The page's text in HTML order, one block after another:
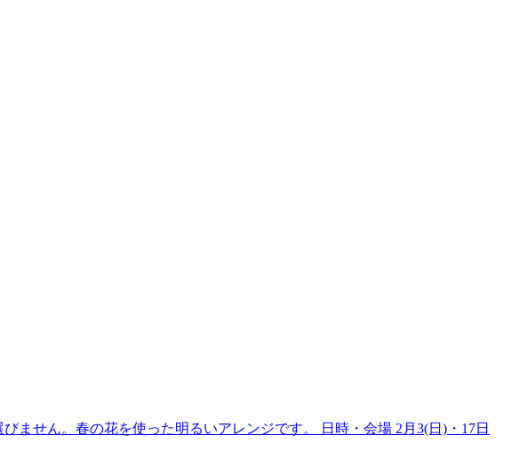
ません。春の花を使った明るいアレンジです。 日時・会場 2月3(日)・17日